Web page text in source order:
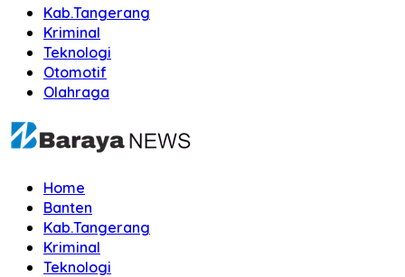
Kab.Tangerang
Kriminal
Teknologi
Otomotif
Olahraga
Home
Banten
Kab.Tangerang
Kriminal
Teknologi